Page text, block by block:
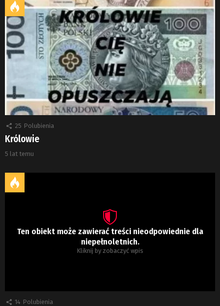
25 Polubienia
Królowie
5 lat temu
Ten obiekt może zawierać treści nieodpowiednie dla
niepełnoletnich.
Kliknij by zobaczyć wpis
14 Polubienia